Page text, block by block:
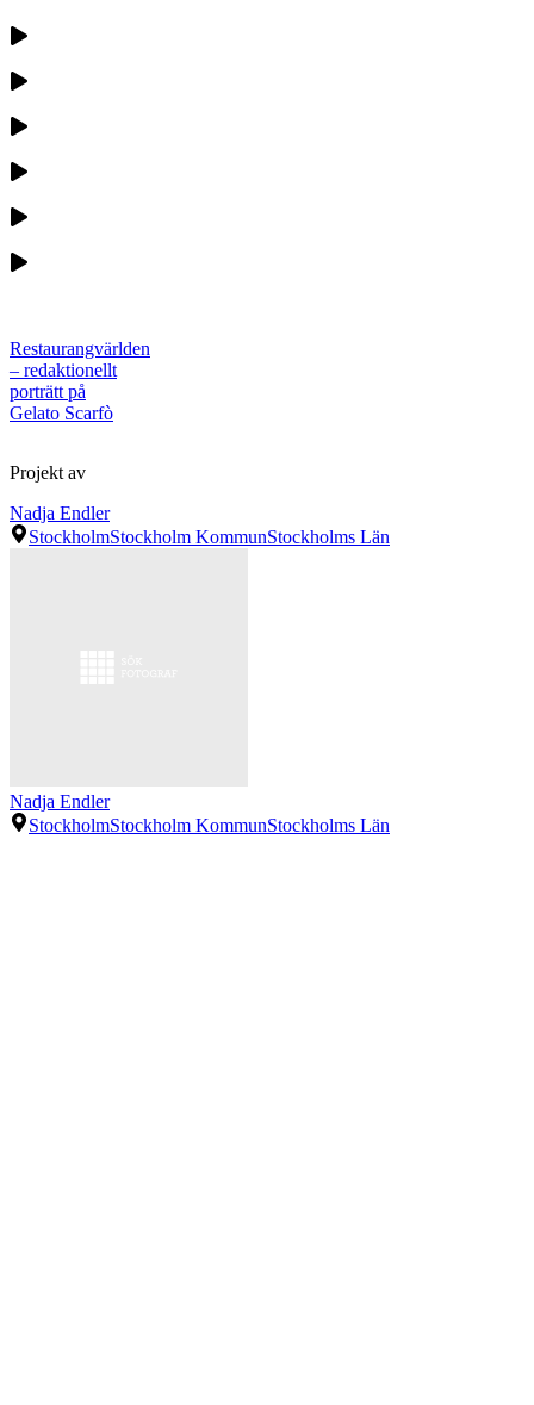
Restaurangvärlden
– redaktionellt
porträtt på
Gelato Scarfò
Projekt av
Nadja Endler
StockholmStockholm KommunStockholms Län
Nadja Endler
StockholmStockholm KommunStockholms Län